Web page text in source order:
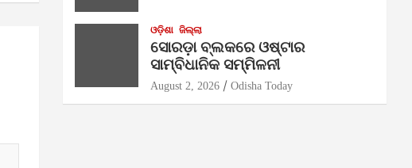
ଓଡ଼ିଶା ଜିଲ୍ଲା
ସୋରଡ଼ା ବ୍ଲକରେ ଓଷ୍ଟାର
ସାମ୍ବିଧାନିକ ସମ୍ମିଳନୀ
August 2, 2026 Odisha Today